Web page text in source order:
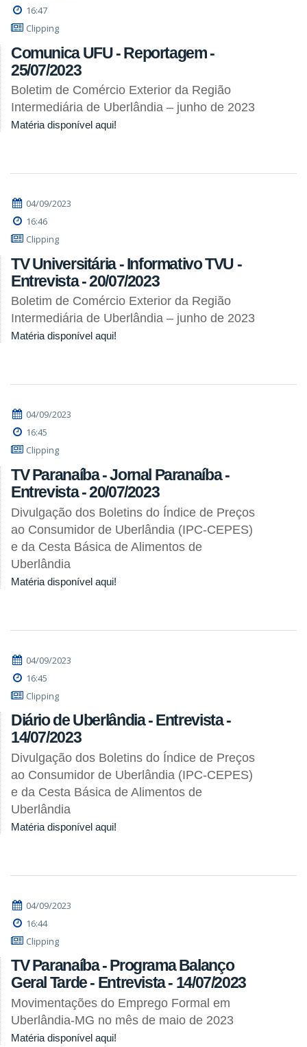
16:47
Clipping
Comunica UFU - Reportagem -
25/07/2023
Boletim de Comércio Exterior da Região
Intermediária de Uberlândia – junho de 2023
Matéria disponível aqui!
04/09/2023
16:46
Clipping
TV Universitária - Informativo TVU -
Entrevista - 20/07/2023
Boletim de Comércio Exterior da Região
Intermediária de Uberlândia – junho de 2023
Matéria disponível aqui!
04/09/2023
16:45
Clipping
TV Paranaíba - Jornal Paranaíba -
Entrevista - 20/07/2023
Divulgação dos Boletins do Índice de Preços
ao Consumidor de Uberlândia (IPC-CEPES)
e da Cesta Básica de Alimentos de
Uberlândia
Matéria disponível aqui!
04/09/2023
16:45
Clipping
Diário de Uberlândia - Entrevista -
14/07/2023
Divulgação dos Boletins do Índice de Preços
ao Consumidor de Uberlândia (IPC-CEPES)
e da Cesta Básica de Alimentos de
Uberlândia
Matéria disponível aqui!
04/09/2023
16:44
Clipping
TV Paranaíba - Programa Balanço
Geral Tarde - Entrevista - 14/07/2023
Movimentações do Emprego Formal em
Uberlândia-MG no mês de maio de 2023
Matéria disponível aqui!